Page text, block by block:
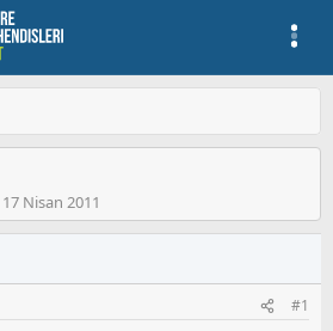
B
a
a
17 Nisan 2011
#1